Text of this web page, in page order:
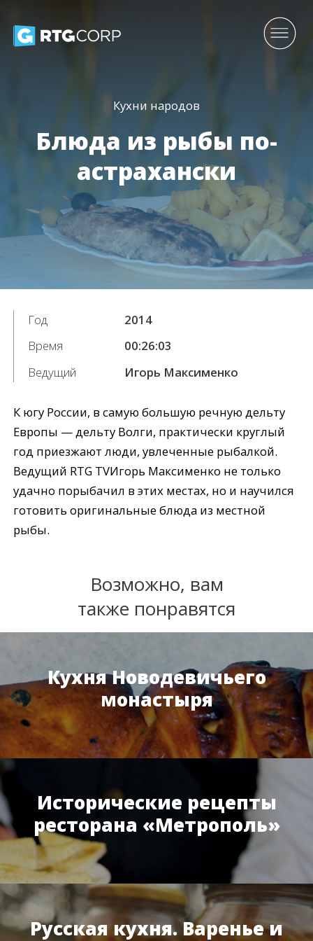
Кухни народов
Блюда из рыбы по-
астрахански
Год
2014
Время
00:26:03
Ведущий
Игорь Максименко
К югу России, в самую большую речную дельту
Европы — дельту Волги, практически круглый
год приезжают люди, увлеченные рыбалкой.
Ведущий RTG TVИгорь Максименко не только
удачно порыбачил в этих местах, но и научился
готовить оригинальные блюда из местной
рыбы.
Возможно, вам
также понравятся
Кухня Новодевичьего
монастыря
Исторические рецепты
ресторана «Метрополь»
Русская кухня. Варенье и